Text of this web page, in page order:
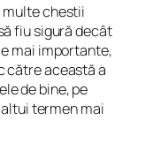
multe chestii
fiu sigură decât
mai importante,
către această a
de bine, pe
termen mai